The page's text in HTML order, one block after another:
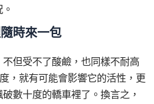
時來一包
但受不了酸鹼，也同樣不耐高
，就有可能會影響它的活性，更
數十度的轎車裡了。換言之，